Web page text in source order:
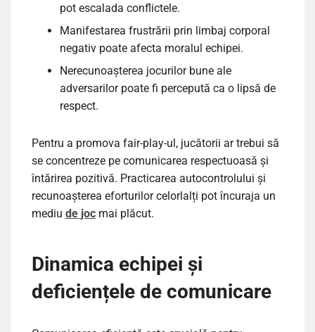
pot escalada conflictele.
Manifestarea frustrării prin limbaj corporal
negativ poate afecta moralul echipei.
Nerecunoașterea jocurilor bune ale
adversarilor poate fi percepută ca o lipsă de
respect.
Pentru a promova fair-play-ul, jucătorii ar trebui să
se concentreze pe comunicarea respectuoasă și
întărirea pozitivă. Practicarea autocontrolului și
recunoașterea eforturilor celorlalți pot încuraja un
mediu de joc mai plăcut.
Dinamica echipei și
deficiențele de comunicare